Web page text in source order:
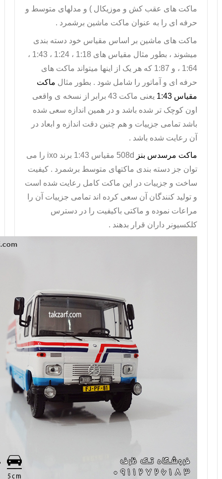
ماکت های عقب کش و موزیکال ) و مدلهای متوسط و
حرفه ای را به عنوان ماکت ماشین برشمرد .
ماکت های ماشین بر اساس مقیاس خود دسته بندی
میشوند ، بطور مثال مقیاس های 1:18 ، 1:24 ، 1:43 ،
1:64 ، و 1:87 که هر یک از اینها میتواند ماکت های
حرفه ای و آماتور را شامل شود . بطور مثال ماکت
مقیاس 1:43
یعنی ماکت 43 برابر از نسخه ی واقعی
اون کوچک تر شده باشد و در همین اندازه سعی شده
باشد تمامی جزییات و هم چنین دقت اندازه و ابعاد در
آن رعایت شده باشد .
ماکت مرسدس بنز 508d مقیاس 1:43 برند ixo را می
توان جز دسته بندی ماکتهای متوسط برشمرد . کیفیت
ساخت و جزییات در این ماکت کامل رعایت شده است
و تولید کنندگان آن سعی کرده اند تمامی جزییات آن را
مراعات نموده و ماکتی باکیفیت را در دسترس
کلکسیونر داران قرار بدهند .